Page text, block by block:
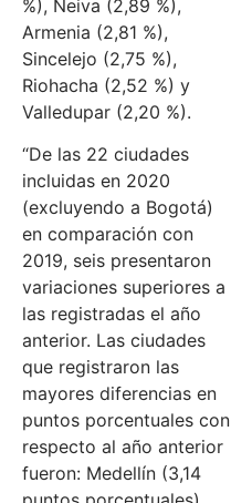
%), Neiva (2,89 %),
Armenia (2,81 %),
Sincelejo (2,75 %),
Riohacha (2,52 %) y
Valledupar (2,20 %).
“De las 22 ciudades
incluidas en 2020
(excluyendo a Bogotá)
en comparación con
2019, seis presentaron
variaciones superiores a
las registradas el año
anterior. Las ciudades
que registraron las
mayores diferencias en
puntos porcentuales con
respecto al año anterior
fueron: Medellín (3,14